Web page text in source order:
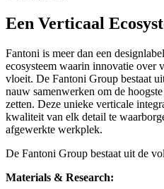
Een Verticaal
Fantoni is meer dan een
ecosysteem waarin innovatie over
vloeit. De Fantoni Group bestaat
nauw samenwerken om de
zetten. Deze unieke verticale
kwaliteit van elk detail te
afgewerkte werkplek.
De Fantoni Group bestaat uit de
Materials & Research: